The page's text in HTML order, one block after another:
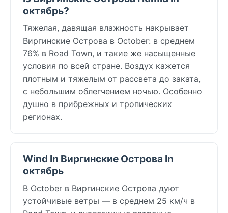
октябрь?
Тяжелая, давящая влажность накрывает
Виргинские Острова в October: в среднем
76% в Road Town, и такие же насыщенные
условия по всей стране. Воздух кажется
плотным и тяжелым от рассвета до заката,
с небольшим облегчением ночью. Особенно
душно в прибрежных и тропических
регионах.
Wind In Виргинские Острова In
октябрь
В October в Виргинские Острова дуют
устойчивые ветры — в среднем 25 км/ч в